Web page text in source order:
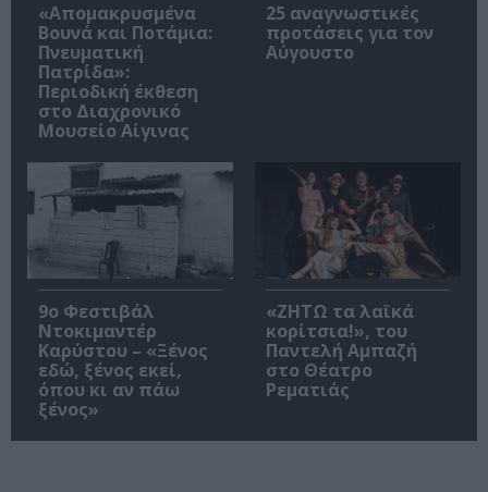
«Απομακρυσμένα
Βουνά και Ποτάμια:
Πνευματική
Πατρίδα»:
Περιοδική έκθεση
στο Διαχρονικό
Μουσείο Αίγινας
25 αναγνωστικές
προτάσεις για τον
Αύγουστο
9ο Φεστιβάλ
Ντοκιμαντέρ
Καρύστου – «Ξένος
εδώ, ξένος εκεί,
όπου κι αν πάω
ξένος»
«ΖΗΤΩ τα λαϊκά
κορίτσια!», του
Παντελή Αμπαζή
στο Θέατρο
Ρεματιάς